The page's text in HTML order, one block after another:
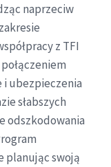
naprzeciw
z TFI
ubezpieczenia
słabszych
odszkodowania
planując swoją